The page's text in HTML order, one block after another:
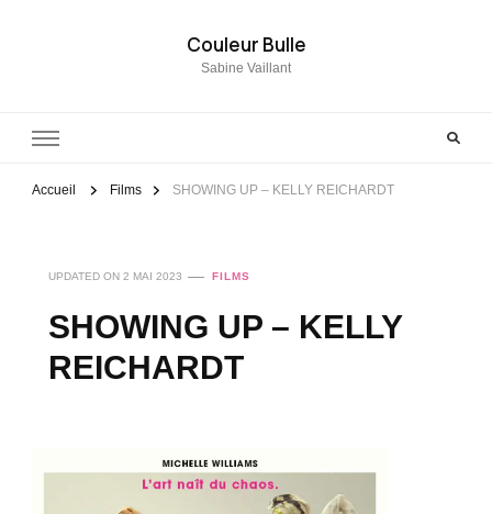
Couleur Bulle
Sabine Vaillant
Accueil Films SHOWING UP – KELLY REICHARDT
UPDATED ON 2 MAI 2023 FILMS
SHOWING UP – KELLY
REICHARDT